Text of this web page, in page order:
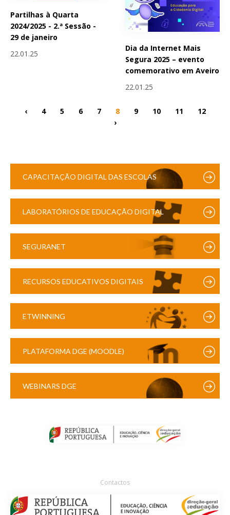
Partilhas à Quarta
2024/2025 - 2.ª Sessão -
29 de janeiro
22.01.25
Dia da Internet Mais
Segura 2025 – evento
comemorativo em Aveiro
22.01.25
‹ 4 5 6 7 8 9 10 11
12
›
CAPACITAÇÃO DIGITAL DAS ESCOLAS
LABORATÓRIOS DE EDUCAÇÃO DIGITAL
SEGURANET
RECURSOS EDUCATIVOS DIGITAIS
ETWINNING
PLATAFORMA DGE (MOODLE)
WEBINARS DGE
Contactos